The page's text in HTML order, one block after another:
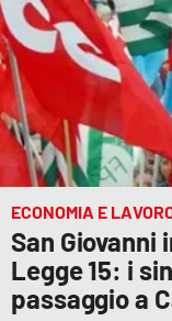
ECONOMIA E
San Giovanni
Legge 15: i
passaggio a